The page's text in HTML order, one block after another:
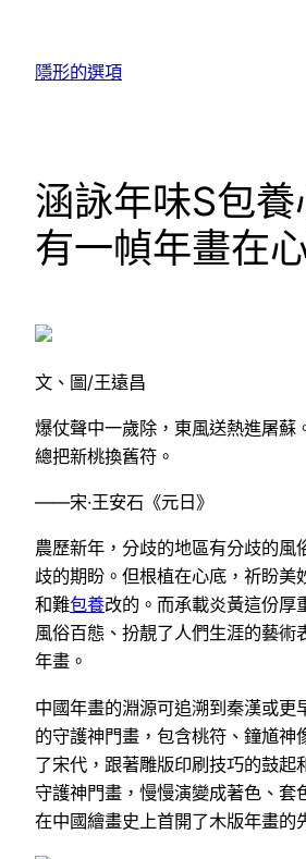
隱形的選項
涵詠年味S包
有一幀年畫在
文、圖/王遠昌
爆仗聲中一歲除，東風送熱進屠蘇
總把新桃換舊符。
——宋·王安石《元日》
農歷新年，分歧的地區有分歧的風
歧的期盼。但根植在心底，祈盼美
和難包養改的。而承載炎黃這份厚
風俗百態、扮靚了人們生涯的藝術
年畫。
中國年畫的淵源可追溯到秦漢或更
的守護神門畫，包含桃符、鐘馗神
了宋代，跟著雕版印刷技巧的鼓起
守護神門畫，慢慢演變成著色、套
在中國繪畫史上首開了木版年畫的